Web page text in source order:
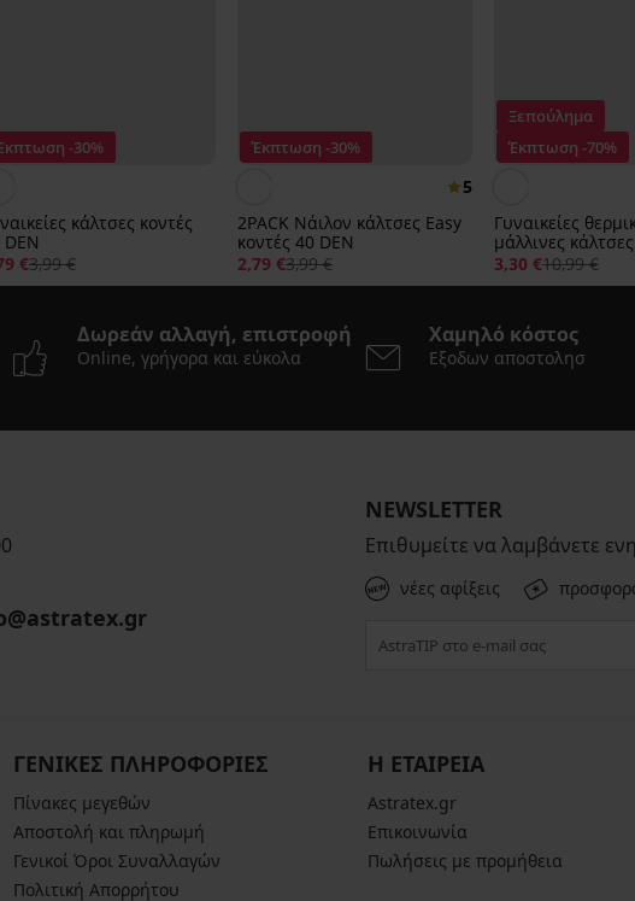
-30%
κάλτσες κοντές
DEN
€3,99 €
Έκπτωση -30%
5
2PACK Νάιλον κάλτσες Easy
κοντές 40 DEN
2,79 €3,99 €
Ξεπούλημα
Έκπτωση -70%
Γυναικείες
μάλλινες
κοντές
3,30 €10,99 €
Δωρεάν αλλαγή, επιστροφή
Online, γρήγορα και εύκολα
Χαμηλό κόστος
Εξοδων αποστολησ
NEWSLETTER
Επιθυμείτε να λαμβάνετε
νέες αφίξεις
ΓΕΝΙΚΕΣ ΠΛΗΡΟΦΟΡΙΕΣ
Πίνακες μεγεθών
Αποστολή και πληρωμή
Γενικοί Όροι Συναλλαγών
Πολιτική Απορρήτου
Η ΕΤΑΙΡΕΙΑ
Astratex.gr
Επικοινωνία
Πωλήσεις με προμήθεια